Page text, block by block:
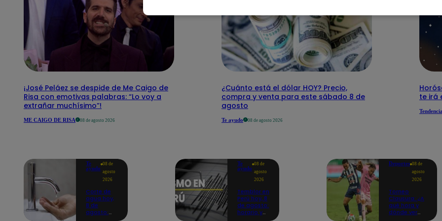
¡José Peláez se despide de Me Caigo de
Risa con emotivas palabras: “Lo voy a
extrañar muchísimo”!
ME CAIGO DE RISA 08 de agosto 2026
¿Cuánto está el dólar HOY? Precio,
compra y venta para este sábado 8 de
agosto
Te ayudo 08 de agosto 2026
te irá
Te
ayudo
08 de
agosto
2026
Corte de
agua hoy,
8 de
agosto:
Te
ayudo
08 de
agosto
2026
Temblor en
Perú hoy, 8
de agosto:
horario y
Deportes 08 de
agosto
2026
Torneo
Clausura: ¿A
qué hora y
dónde ver